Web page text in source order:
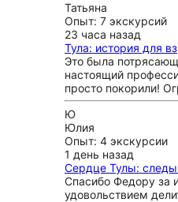
Татьяна
Опыт: 7 экскурсий
23 часа назад
Тула: история для
Это была
настоящий
просто покорили!
Ю
Юлия
Опыт: 4 экскурсии
1 день назад
Сердце Тулы:
Спасибо Федору за
удовольствием